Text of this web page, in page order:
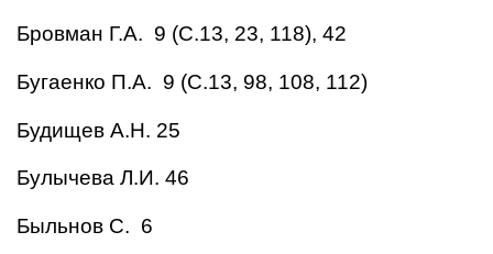
Бровман Г.А. 9 (С.13, 23, 118), 42
Бугаенко П.А. 9 (С.13, 98, 108, 112)
Будищев А.Н. 25
Булычева Л.И. 46
Быльнов С. 6